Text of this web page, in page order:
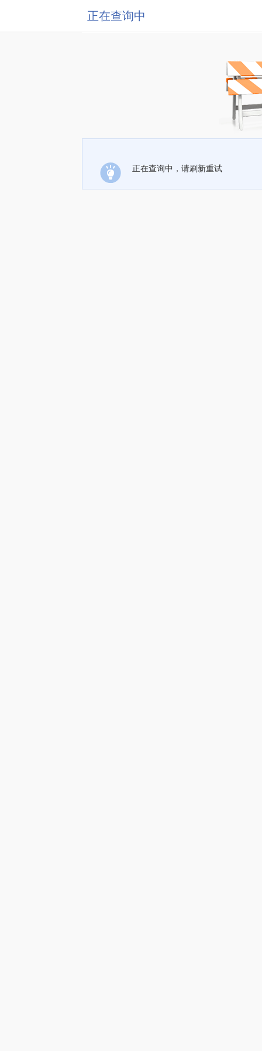
正在查询中
正在查询中，请刷新重试